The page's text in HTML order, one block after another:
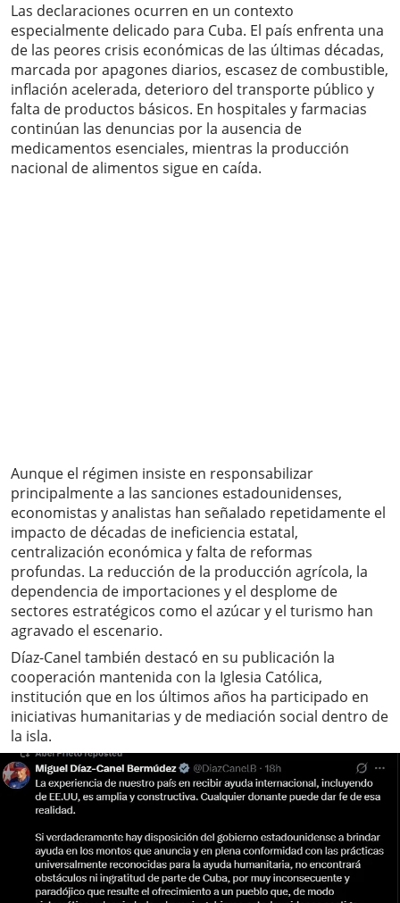
Las declaraciones ocurren en un contexto
especialmente delicado para Cuba. El país enfrenta una
de las peores crisis económicas de las últimas décadas,
marcada por apagones diarios, escasez de combustible,
inflación acelerada, deterioro del transporte público y
falta de productos básicos. En hospitales y farmacias
continúan las denuncias por la ausencia de
medicamentos esenciales, mientras la producción
nacional de alimentos sigue en caída.
Aunque el régimen insiste en responsabilizar
principalmente a las sanciones estadounidenses,
economistas y analistas han señalado repetidamente el
impacto de décadas de ineficiencia estatal,
centralización económica y falta de reformas
profundas. La reducción de la producción agrícola, la
dependencia de importaciones y el desplome de
sectores estratégicos como el azúcar y el turismo han
agravado el escenario.
Díaz-Canel también destacó en su publicación la
cooperación mantenida con la Iglesia Católica,
institución que en los últimos años ha participado en
iniciativas humanitarias y de mediación social dentro de
la isla.